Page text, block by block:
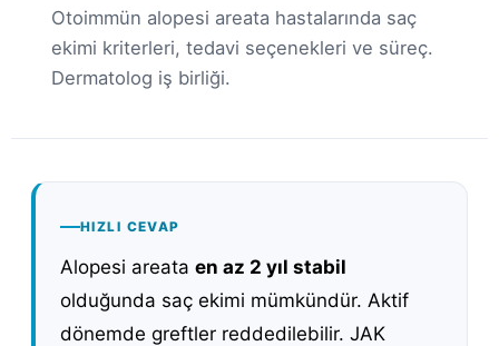
Otoimmün alopesi areata hastalarında saç
ekimi kriterleri, tedavi seçenekleri ve süreç.
Dermatolog iş birliği.
HIZLI CEVAP
Alopesi areata en az 2 yıl stabil
olduğunda saç ekimi mümkündür. Aktif
dönemde greftler reddedilebilir. JAK